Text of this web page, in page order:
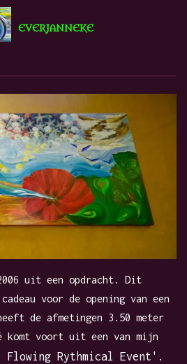
EVERJANNEKE
uit een opdracht. Dit
voor de opening van een
de afmetingen 3.50 meter
voort uit een van mijn
Flowing Rythmical Event'.